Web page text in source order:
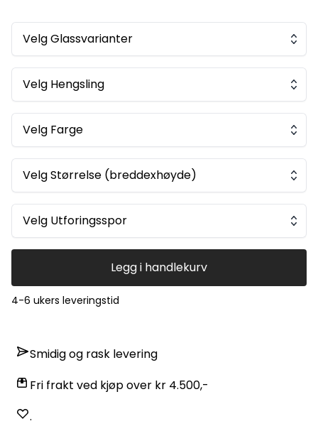
smidig levering
Velg Glassvarianter
Velg Hengsling
Velg Farge
Velg Størrelse (breddexhøyde)
Velg Utforingsspor
Legg i handlekurv
4-6 ukers leveringstid
Smidig og rask levering
Fri frakt ved kjøp over kr 4.500,-
.